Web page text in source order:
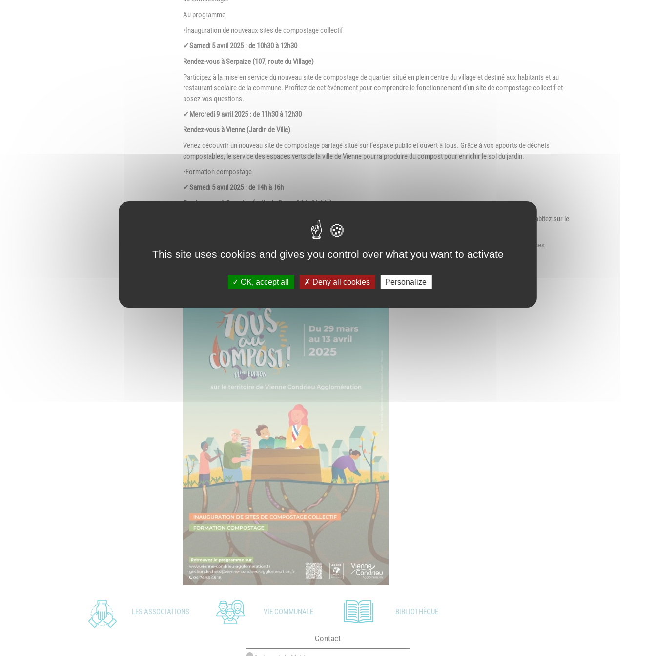
enfants-parents
(LAEP)
Ludothèques -
Ludomobile
Périscolaire
Pôle petite enfance
médiation familiale
Voirie
Au programme
•Inauguration de nouveaux sites de compostage collectif
✓Samedi 5 avril 2025 : de 10h30 à 12h30
Rendez-vous à Serpaize (107, route du Village)
Participez à la mise en service du nouveau site de compostage de quartier situé en plein centre du village et destiné aux habitants et au
restaurant scolaire de la commune. Profitez de cet événement pour comprendre le fonctionnement d’un site de compostage collectif et
posez vos questions.
✓Mercredi 9 avril 2025 : de 11h30 à 12h30
Rendez-vous à Vienne (Jardin de Ville)
Venez découvrir un nouveau site de compostage partagé situé sur l’espace public et ouvert à tous. Grâce à vos apports de déchets
compostables, le service des espaces verts de la ville de Vienne pourra produire du compost pour enrichir le sol du jardin.
•Formation compostage
✓Samedi 5 avril 2025 : de 14h à 16h
Rendez-vous à Serpaize (salle du Conseil à la Mairie)
Afin de vous initier ou vous perfectionner à la pratique du compostage, l’Agglo vous propose 2h de formation gratuite. Vous habitez sur le
territoire de Vienne Condrieu Agglomération ? Rejoignez-nous !
www.vienne-condrieu-agglomeration.fr > rubrique Mes démarches
Renseignements : service gestion des déchets gestiondechets@vienne-condrieu-agglomeration.fr04 74 53 45 16
LES ASSOCIATIONS VIE COMMUNALE BIBLIOTHÈQUE
Contact
This site uses cookies and gives you control over what you want to activate
OK, accept all Deny all cookies Personalize